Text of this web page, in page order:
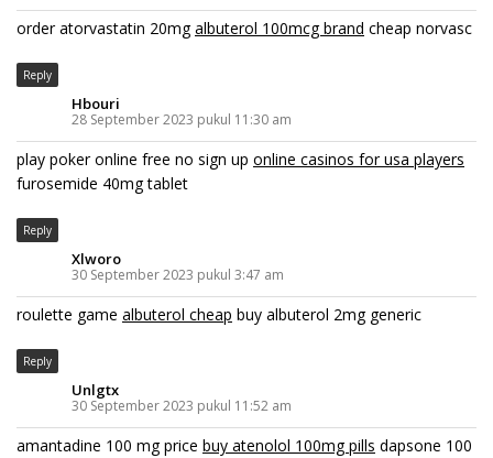
order atorvastatin 20mgalbuterol 100mcg brand cheap norvasc
Reply
Hbouri
28 September 2023 pukul 11:30 am
play poker online free no sign up online casinos for usa players
furosemide 40mg tablet
Reply
Xlworo
30 September 2023 pukul 3:47 am
roulette game albuterol cheap buy albuterol 2mg generic
Reply
Unlgtx
30 September 2023 pukul 11:52 am
amantadine 100 mg price buy atenolol 100mg pills dapsone 100